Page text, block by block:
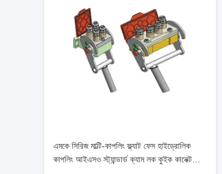
এমকে সিরিজ মাল্টি-কাপলিং ফ্ল্যাট ফেস হাইড্রোলিক
কাপলিং আইএসও স্ট্যান্ডার্ড ক্যাম লক কুইক কানেক্ট